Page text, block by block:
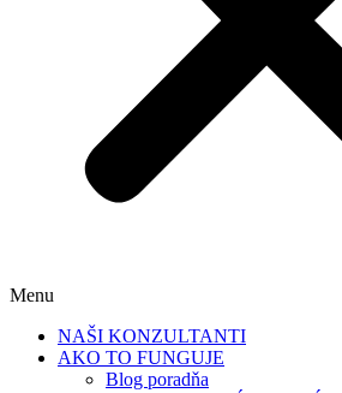
Menu
NAŠI KONZULTANTI
AKO TO FUNGUJE
Blog poradňa